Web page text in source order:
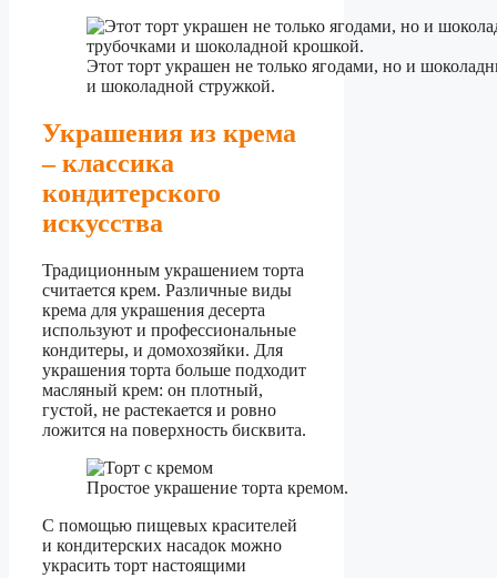
Этот торт украшен не только ягодами, но и
и шоколадной стружкой.
Украшения из крема
– классика
кондитерского
искусства
Традиционным украшением торта
считается крем. Различные виды
крема для украшения десерта
используют и профессиональные
кондитеры, и домохозяйки. Для
украшения торта больше подходит
масляный крем: он плотный,
густой, не растекается и ровно
ложится на поверхность бисквита.
Простое украшение торта кремом.
С помощью пищевых красителей
и кондитерских насадок можно
украсить торт настоящими